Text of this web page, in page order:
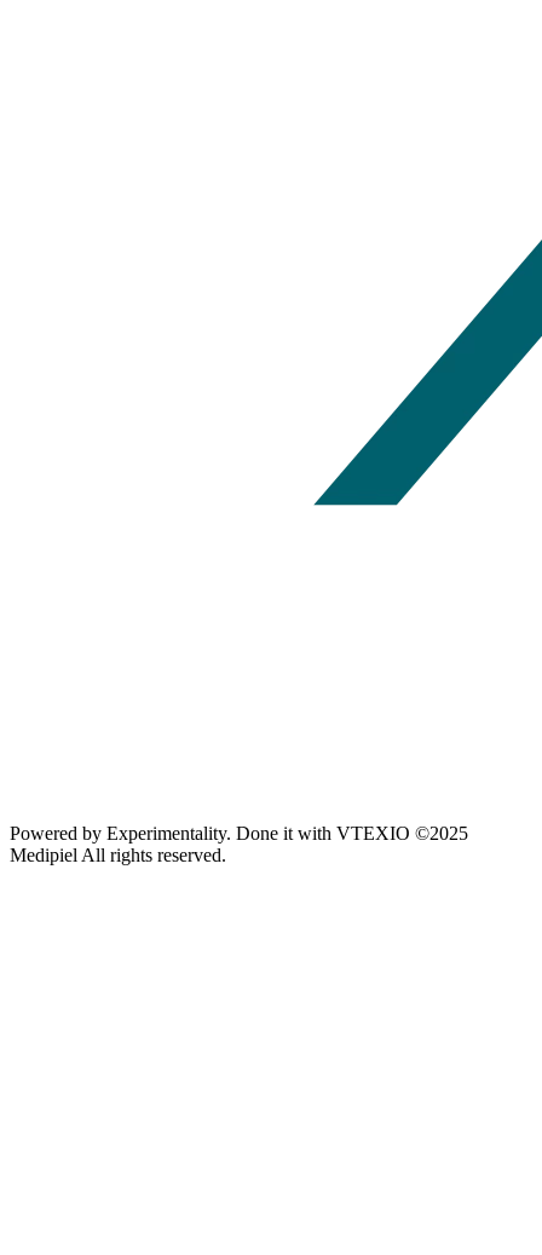
Powered by Experimentality. Done it with VTEXIO ©2025
Medipiel All rights reserved.